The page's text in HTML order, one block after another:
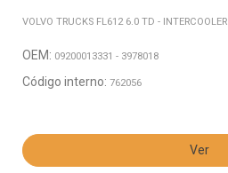
VOLVO TRUCKS FL612 6.0 TD - INTERCOOLER
OEM: 09200013331 - 3978018
Código interno: 762056
Ver